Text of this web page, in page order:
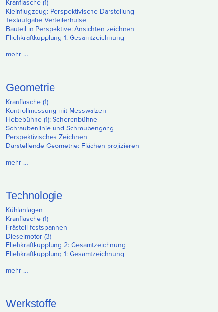
Kranflasche (1)
Kleinflugzeug: Perspektivische Darstellung
Textaufgabe Verteilerhülse
Bauteil in Perspektive: Ansichten zeichnen
Fliehkraftkupplung 1: Gesamtzeichnung
mehr …
Geometrie
Kranflasche (1)
Kontrollmessung mit Messwalzen
Hebebühne (1): Scherenbühne
Schraubenlinie und Schraubengang
Perspektivisches Zeichnen
Darstellende Geometrie: Flächen projizieren
mehr …
Technologie
Kühlanlagen
Kranflasche (1)
Frästeil festspannen
Dieselmotor (3)
Fliehkraftkupplung 2: Gesamtzeichnung
Fliehkraftkupplung 1: Gesamtzeichnung
mehr …
Werkstoffe